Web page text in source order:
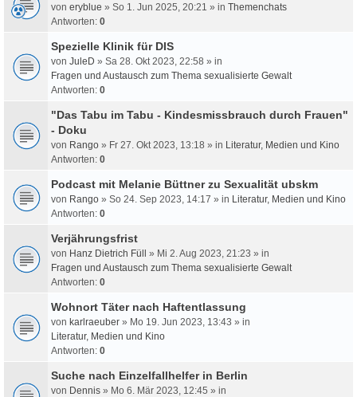
von eryblue » So 1. Jun 2025, 20:21 » in Themenchats
Antworten: 0
Spezielle Klinik für DIS
von JuleD » Sa 28. Okt 2023, 22:58 » in
Fragen und Austausch zum Thema sexualisierte Gewalt
Antworten: 0
"Das Tabu im Tabu - Kindesmissbrauch durch Frauen"
- Doku
von Rango » Fr 27. Okt 2023, 13:18 » in Literatur, Medien und Kino
Antworten: 0
Podcast mit Melanie Büttner zu Sexualität ubskm
von Rango » So 24. Sep 2023, 14:17 » in Literatur, Medien und Kino
Antworten: 0
Verjährungsfrist
von Hanz Dietrich Füll » Mi 2. Aug 2023, 21:23 » in
Fragen und Austausch zum Thema sexualisierte Gewalt
Antworten: 0
Wohnort Täter nach Haftentlassung
von karlraeuber » Mo 19. Jun 2023, 13:43 » in
Literatur, Medien und Kino
Antworten: 0
Suche nach Einzelfallhelfer in Berlin
von Dennis » Mo 6. Mär 2023, 12:45 » in